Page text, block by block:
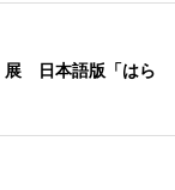
展 日本語版「はら